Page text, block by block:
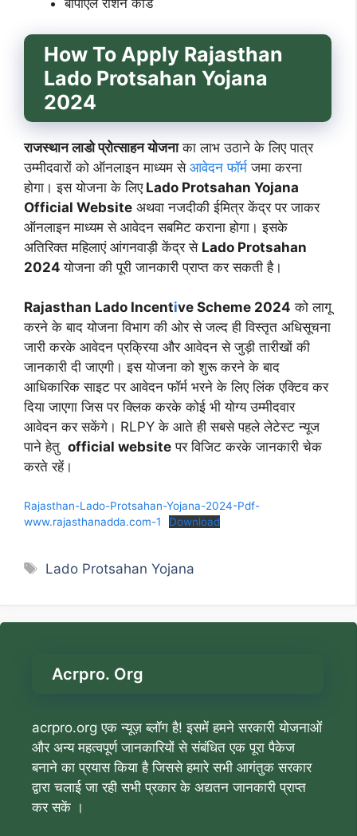
बीपीएल राशन कार्ड
How To Apply Rajasthan
Lado Protsahan Yojana
2024
राजस्थान लाडो प्रोत्साहन योजनाका लाभ उठाने के लिए पात्र
उम्मीदवारों को ऑनलाइन माध्यम से आवेदन फॉर्मजमा करना
होगा। इस योजना के लिएLado Protsahan Yojana
Official Website अथवा नजदीकी ईमित्र केंद्र पर जाकर
ऑनलाइन माध्यम से आवेदन सबमिट कराना होगा। इसके
अतिरिक्त महिलाएं आंगनवाड़ी केंद्र से Lado Protsahan
2024योजना की पूरी जानकारी प्राप्त कर सकती है।
Rajasthan Lado Incentive Scheme 2024 को लागू
करने के बाद योजना विभाग की ओर से जल्द ही विस्तृत अधिसूचना
जारी करके आवेदन प्रक्रिया और आवेदन से जुड़ी तारीखों की
जानकारी दी जाएगी। इस योजना को शुरू करने के बाद
आधिकारिक साइट पर आवेदन फॉर्म भरने के लिए लिंक एक्टिव कर
दिया जाएगा जिस पर क्लिक करके कोई भी योग्य उम्मीदवार
आवेदन कर सकेंगे। RLPY के आते ही सबसे पहले लेटेस्ट न्यूज
पाने हेतु official website पर विजिट करके जानकारी चेक
करते रहें।
Rajasthan-Lado-Protsahan-Yojana-2024-Pdf-
www.rajasthanadda.com-1
Download
Tags
Lado Protsahan Yojana
Acrpro. Org
acrpro.org एक न्यूज़ ब्लॉग है! इसमें हमने सरकारी योजनाओं
और अन्य महत्वपूर्ण जानकारियों से संबंधित एक पूरा पैकेज
बनाने का प्रयास किया है जिससे हमारे सभी आगंतुक सरकार
द्वारा चलाई जा रही सभी प्रकार के अद्यतन जानकारी प्राप्त
कर सकें ।